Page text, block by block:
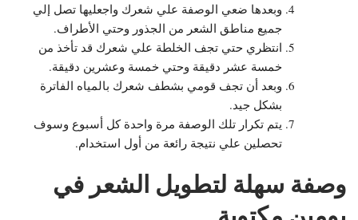
وبعدها ضعي الوصفة علي شعرك واجعليها تصل إلي
جميع مناطق الشعر من الجذور وحتي الأطراف.
انتظري حتي تجف الخلطة علي شعرك قد تأخذ من
خمسة عشر دقيقة وحتي خمسة وعشرين دقيقة.
وبعد أن تجف قومي بشطف شعرك بالمياه الفاترة
بشكل جيد.
يتم تكرار تلك الوصفة مرة واحدة كل أسبوع وسوف
تحصلين علي نتيجة رائعة من أول استخدام.
وصفة سهلة لتطويل الشعر في